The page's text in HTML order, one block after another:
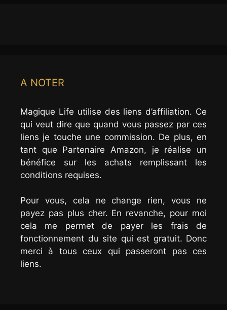
A NOTER
Magique Life utilise des liens d’affiliation. Ce
qui veut dire que quand vous passez par ces
liens je touche une commission. De plus, en
tant que Partenaire Amazon, je réalise un
bénéfice sur les achats remplissant les
conditions requises.
Pour vous, cela ne change rien, vous ne
payez pas plus cher. En revanche, pour moi
cela me permet de payer les frais de
fonctionnement du site qui est gratuit. Donc
merci à tous ceux qui passeront pas ces
liens.